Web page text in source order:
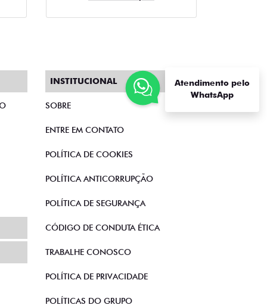
Atendimento pelo
WhatsApp
INSTITUCIONAL
SOBRE
ENTRE EM CONTATO
POLÍTICA DE COOKIES
POLÍTICA ANTICORRUPÇÃO
POLÍTICA DE SEGURANÇA
CÓDIGO DE CONDUTA ÉTICA
TRABALHE CONOSCO
POLÍTICA DE PRIVACIDADE
POLÍTICAS DO GRUPO